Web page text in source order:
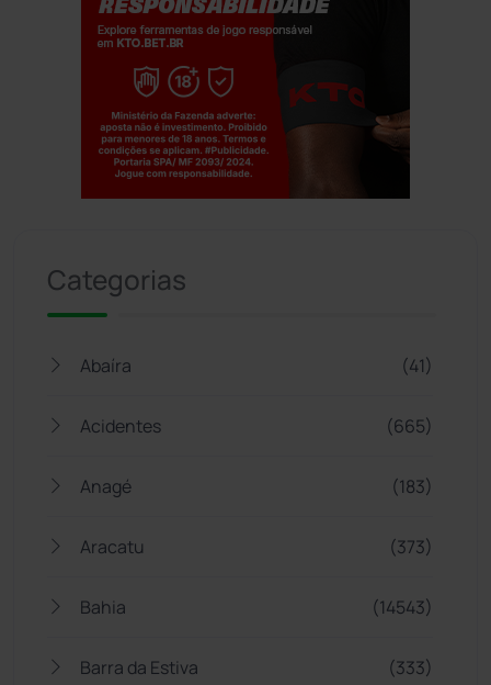
Categorias
Abaíra (41)
Acidentes (665)
Anagé (183)
Aracatu (373)
Bahia (14543)
Barra da Estiva (333)